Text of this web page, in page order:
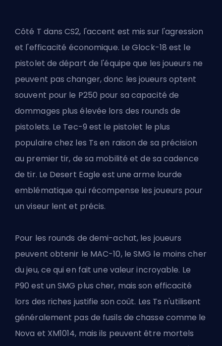
Côté T dans CS2, l'accent est mis sur l'agression
et l'efficacité économique. Le Glock-18 est le
pistolet de départ de l'équipe que les joueurs ne
peuvent pas changer, donc les joueurs optent
souvent pour le P250 pour sa capacité de
dommages plus élevée lors des rounds de
pistolets. Le Tec-9 est le pistolet le plus
populaire chez les Ts en raison de sa précision
au premier tir, de sa mobilité et de sa cadence
de tir. Le Desert Eagle est une arme lourde
emblématique qui récompense les joueurs pour
un viseur lent et précis.
Pour les rounds de demi-achat, les joueurs
peuvent obtenir le MAC-10, le SMG le moins cher
du jeu, ce qui en fait une valeur incroyable. Le
P90 est un SMG plus cher, mais son efficacité
lors des riches justifie son coût. Les Ts n'utilisent
généralement pas de fusils de chasse comme le
Nova et XM1014, mais ils peuvent être mortels